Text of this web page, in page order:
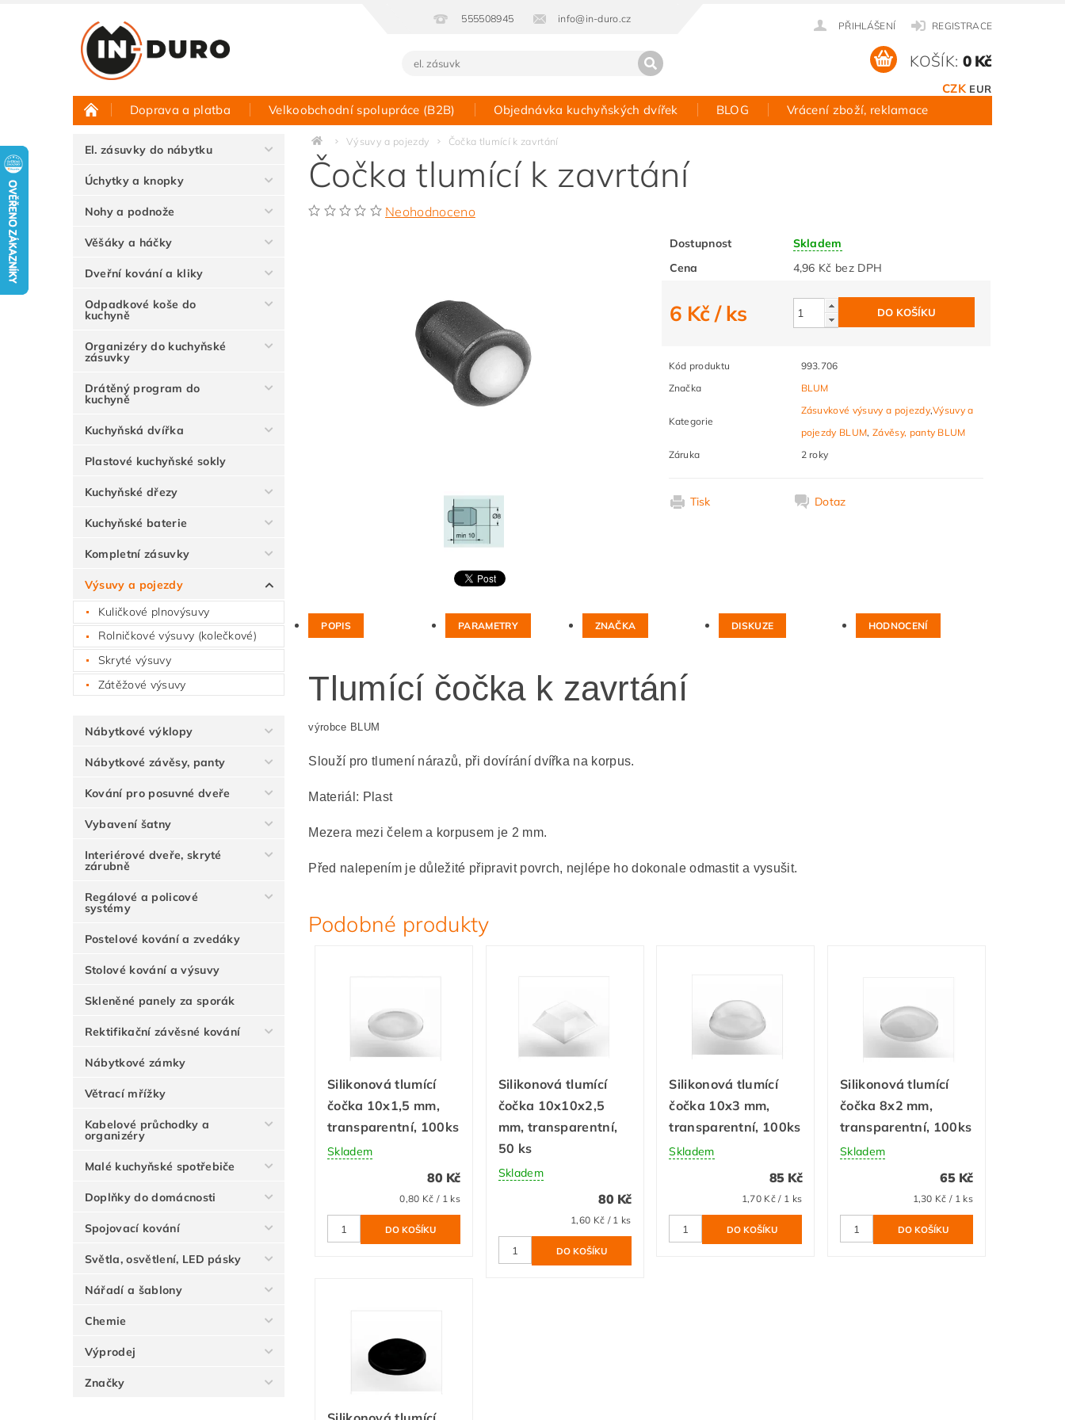
555508945 info@in-duro.cz
PŘIHLÁŠENÍ REGISTRACE
CZK EUR
KOŠÍK: 0 Kč
Doprava a platba Velkoobchodní spolupráce (B2B) Objednávka kuchyňských dvířek BLOG Vrácení zboží, reklamace
Půjčovna vzorků Hodnocení obchodu Kontakt
El. zásuvky do nábytku
Úchytky a knopky
Nohy a podnože
Věšáky a háčky
Dveřní kování a kliky
Odpadkové koše do
kuchyně
Organizéry do kuchyňské
zásuvky
Drátěný program do
kuchyně
Kuchyňská dvířka
Plastové kuchyňské sokly
Kuchyňské dřezy
Kuchyňské baterie
Kompletní zásuvky
Výsuvy a pojezdy
Kuličkové plnovýsuvy
Rolničkové výsuvy (kolečkové)
Skryté výsuvy
Zátěžové výsuvy
Nábytkové výklopy
Nábytkové závěsy, panty
Kování pro posuvné dveře
Vybavení šatny
Interiérové dveře, skryté
zárubně
Regálové a policové
systémy
Postelové kování a zvedáky
Stolové kování a výsuvy
Skleněné panely za sporák
Rektifikační závěsné kování
Nábytkové zámky
Větrací mřížky
Kabelové průchodky a
organizéry
Malé kuchyňské spotřebiče
Doplňky do domácnosti
Spojovací kování
Světla, osvětlení, LED pásky
Nářadí a šablony
Chemie
Výprodej
Značky
Výsuvy a pojezdy Čočka tlumící k zavrtání
Čočka tlumící k zavrtání
Neohodnoceno
Dostupnost
Skladem
Cena
4,96 Kč bez DPH
6 Kč/ ks
Kód produktu
993.706
Značka
BLUM
Kategorie
Zásuvkové výsuvy a pojezdy,Výsuvy a
pojezdy BLUM, Závěsy, panty BLUM
Záruka
2 roky
Tisk Dotaz
POPIS PARAMETRY ZNAČKA DISKUZE HODNOCENÍ
Tlumící čočka k zavrtání
výrobce BLUM
Slouží pro tlumení nárazů, při dovírání dvířka na korpus.
Materiál: Plast
Mezera mezi čelem a korpusem je 2 mm.
Před nalepením je důležité připravit povrch, nejlépe ho dokonale odmastit a vysušit.
Podobné produkty
Silikonová tlumící
čočka 10x1,5 mm,
transparentní, 100ks
Skladem
80 Kč
0,80 Kč / 1 ks
Silikonová tlumící
čočka 10x10x2,5
mm, transparentní,
50 ks
Skladem
80 Kč
1,60 Kč / 1 ks
Silikonová tlumící
čočka 10x3 mm,
transparentní, 100ks
Skladem
85 Kč
1,70 Kč / 1 ks
Silikonová tlumící
čočka 8x2 mm,
transparentní, 100ks
Skladem
65 Kč
1,30 Kč / 1 ks